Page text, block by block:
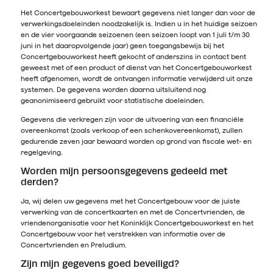
Het Concertgebouworkest bewaart gegevens niet langer dan voor de
verwerkingsdoeleinden noodzakelijk is. Indien u in het huidige seizoen
en de vier voorgaande seizoenen (een seizoen loopt van 1 juli t/m 30
juni in het daaropvolgende jaar) geen toegangsbewijs bij het
Concertgebouworkest heeft gekocht of anderszins in contact bent
geweest met of een product of dienst van het Concertgebouworkest
heeft afgenomen, wordt de ontvangen informatie verwijderd uit onze
systemen. De gegevens worden daarna uitsluitend nog
geanonimiseerd gebruikt voor statistische doeleinden.
Gegevens die verkregen zijn voor de uitvoering van een financiële
overeenkomst (zoals verkoop of een schenkovereenkomst), zullen
gedurende zeven jaar bewaard worden op grond van fiscale wet- en
regelgeving.
Worden mijn persoonsgegevens gedeeld met
derden?
Ja, wij delen uw gegevens met het Concertgebouw voor de juiste
verwerking van de concertkaarten en met de Concertvrienden, de
vriendenorganisatie voor het Koninklijk Concertgebouworkest en het
Concertgebouw voor het verstrekken van informatie over de
Concertvrienden en Preludium.
Zijn mijn gegevens goed beveiligd?